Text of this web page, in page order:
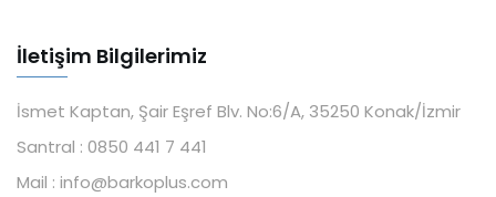
İletişim Bilgilerimiz
İsmet Kaptan, Şair Eşref Blv. No:6/A, 35250 Konak/İzmir
Santral : 0850 441 7 441
Mail : info@barkoplus.com